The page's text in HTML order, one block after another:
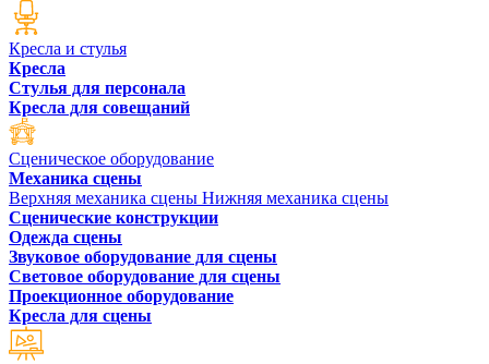
Кресла и стулья
Кресла
Стулья для персонала
Кресла для совещаний
Сценическое оборудование
Механика сцены
Верхняя механика сцены Нижняя механика сцены
Сценические конструкции
Одежда сцены
Звуковое оборудование для сцены
Световое оборудование для сцены
Проекционное оборудование
Кресла для сцены